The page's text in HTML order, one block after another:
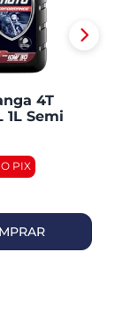
4T
1L Semi